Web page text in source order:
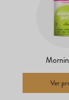
Ver